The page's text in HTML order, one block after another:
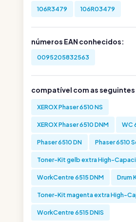
106R3479 106R03479
números EAN conhecidos:
0095205832563
compatível com as
XEROX Phaser 6510 NS
XEROX Phaser 6510 DNM WC
Phaser 6510 DN Phaser 6510
Toner-Kit gelb extra High-
WorkCentre 6515 DNM Drum
Toner-Kit magenta extra High-
WorkCentre 6515 DNIS